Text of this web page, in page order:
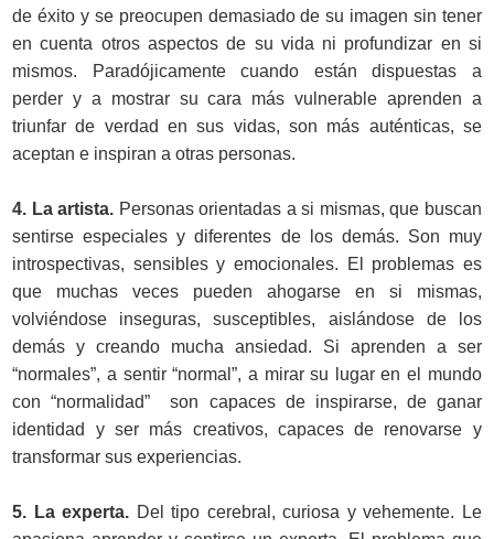
de éxito y se preocupen demasiado de su imagen sin tener
en cuenta otros aspectos de su vida ni profundizar en si
mismos. Paradójicamente cuando están dispuestas a
perder y a mostrar su cara más vulnerable aprenden a
triunfar de verdad en sus vidas, son más auténticas, se
aceptan e inspiran a otras personas.
4. La artista. Personas orientadas a si mismas, que buscan
sentirse especiales y diferentes de los demás. Son muy
introspectivas, sensibles y emocionales. El problemas es
que muchas veces pueden ahogarse en si mismas,
volviéndose inseguras, susceptibles, aislándose de los
demás y creando mucha ansiedad. Si aprenden a ser
“normales”, a sentir “normal”, a mirar su lugar en el mundo
con “normalidad” son capaces de inspirarse, de ganar
identidad y ser más creativos, capaces de renovarse y
transformar sus expe­riencias.
5. La experta. Del tipo cerebral, curiosa y vehemente. Le